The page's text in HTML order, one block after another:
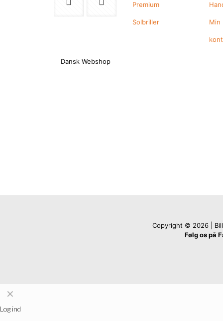
Dansk Webshop
Premium
Solbriller Min
Copyright © 2026 |
Følg os på
✕
Log ind